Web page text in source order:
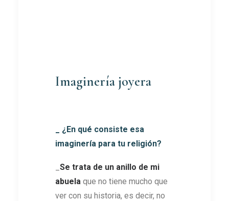
Imaginería joyera
_ ¿En qué consiste esa
imaginería para tu religión?
Se trata de un anillo de mi
abuela que no tiene mucho que
ver con su historia, es decir, no